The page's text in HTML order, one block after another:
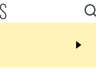
20:17
routière, concours de